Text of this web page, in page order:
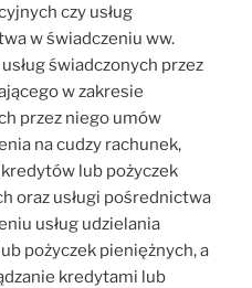
czy usług
w świadczeniu ww.
usług świadczonych przez
w zakresie
przez niego umów
na cudzy rachunek,
lub pożyczek
oraz usługi pośrednictwa
usług udzielania
pożyczek pieniężnych, a
kredytami lub